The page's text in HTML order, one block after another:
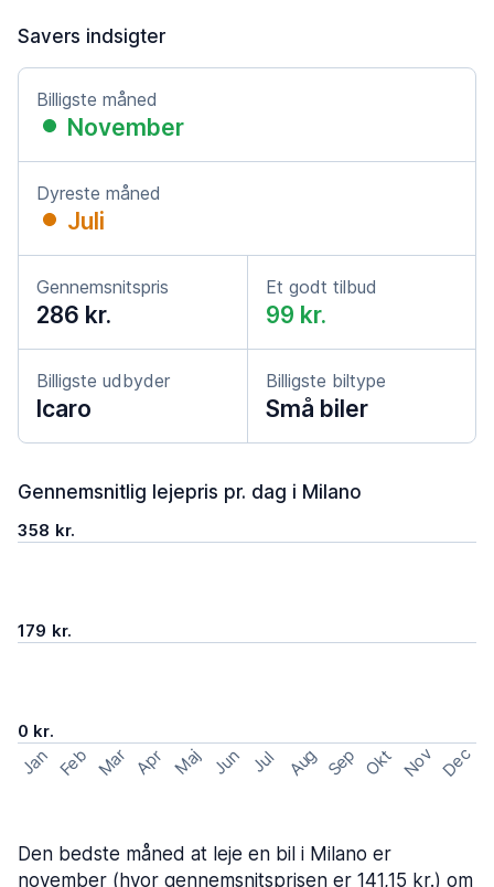
Savers indsigter
Billigste måned
November
Dyreste måned
Juli
Gennemsnitspris
286 kr.
Et godt tilbud
99 kr.
Billigste udbyder
Icaro
Billigste biltype
Små biler
Gennemsnitlig lejepris pr. dag i Milano
358 kr.
179 kr.
0 kr.
Jan Feb Mar Apr Maj Jun Jul Aug Sep Okt Nov Dec
Den bedste måned at leje en bil i Milano er
november (hvor gennemsnitsprisen er 141,15 kr.) om